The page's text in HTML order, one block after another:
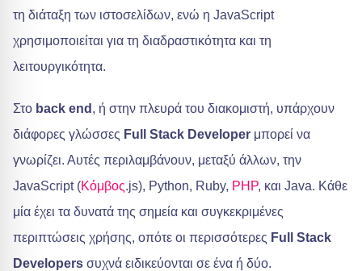
τη διάταξη των ιστοσελίδων, ενώ η JavaScript
χρησιμοποιείται για τη διαδραστικότητα και τη
λειτουργικότητα.
Στο back end , ή στην πλευρά του διακομιστή, υπάρχουν
διάφορες γλώσσες Full Stack Developer μπορεί να
γνωρίζει. Αυτές περιλαμβάνουν, μεταξύ άλλων, την
JavaScript (Κόμβος.js), Python, Ruby, PHP, και Java. Κάθε
μία έχει τα δυνατά της σημεία και συγκεκριμένες
περιπτώσεις χρήσης, οπότε οι περισσότερες Full Stack
Developers συχνά ειδικεύονται σε ένα ή δύο.